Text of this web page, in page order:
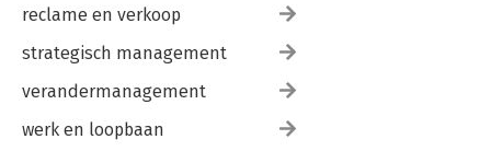
reclame en verkoop
strategisch management
verandermanagement
werk en loopbaan